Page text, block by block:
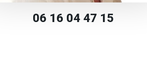
06 16 04 47 15